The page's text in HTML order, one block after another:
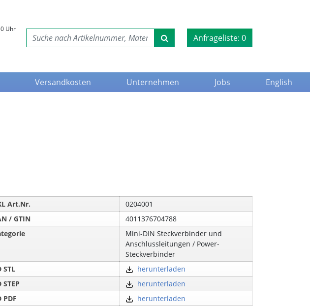
Uhr
Anfrageliste: 0
Versandkosten Unternehmen Jobs English
Art.Nr.
0204001
/ GTIN
4011376704788
Mini-DIN Steckverbinder und
Anschlussleitungen / Power-
Steckverbinder
STL
herunterladen
STEP
herunterladen
PDF
herunterladen